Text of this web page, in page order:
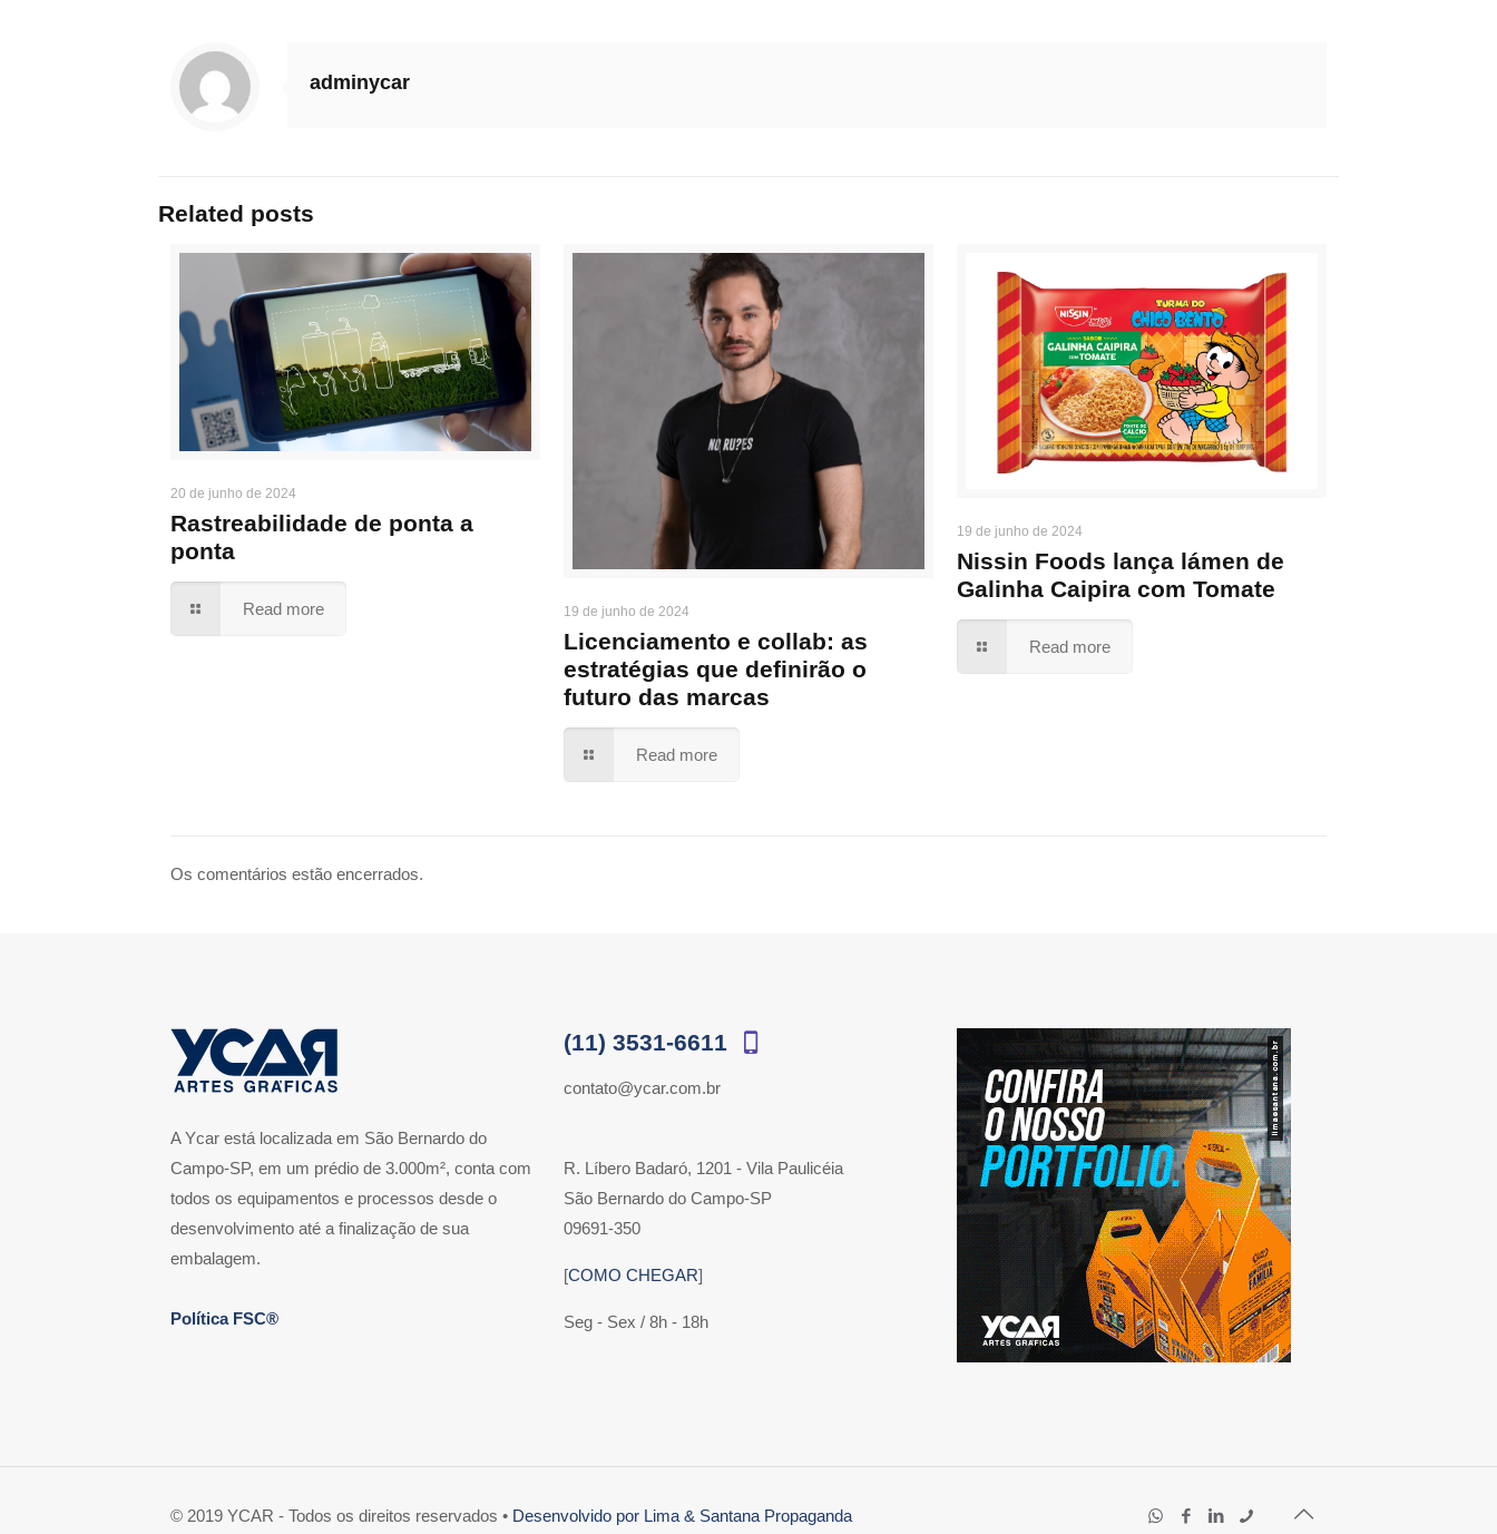
adminycar
Related posts
20 de junho de 2024
Rastreabilidade de ponta a
ponta
Read more 19 de junho de 2024
Licenciamento e collab: as
estratégias que definirão o
futuro das marcas
Read more
19 de junho de 2024
Nissin Foods lança lámen de
Galinha Caipira com Tomate
Read more
Os comentários estão encerrados.
A Ycar está localizada em São Bernardo do
Campo-SP, em um prédio de 3.000m², conta com
todos os equipamentos e processos desde o
desenvolvimento até a finalização de sua
embalagem.
Política FSC®
(11) 3531-6611
contato@ycar.com.br
R. Líbero Badaró, 1201 - Vila Paulicéia
São Bernardo do Campo-SP
09691-350
[COMO CHEGAR]
Seg - Sex / 8h - 18h
© 2019 YCAR - Todos os direitos reservados • Desenvolvido por Lima & Santana Propaganda